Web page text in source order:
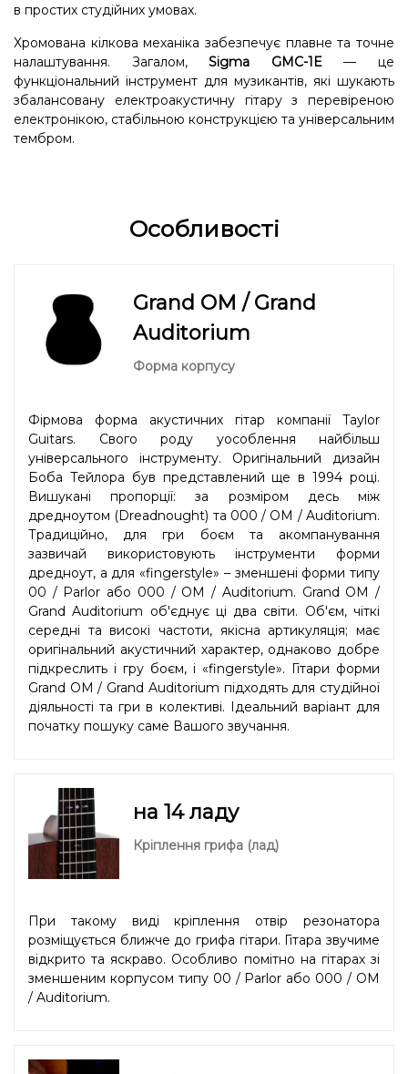
в простих студійних умовах.
Хромована кілкова механіка забезпечує плавне та точне
налаштування. Загалом,Sigma GMC-1E— це
функціональний інструмент для музикантів, які шукають
збалансовану електроакустичну гітару з перевіреною
електронікою, стабільною конструкцією та універсальним
тембром.
Особливості
Grand OM / Grand
Auditorium
Форма корпусу
Фірмова форма акустичних гітар компанії Taylor
Guitars. Свого роду уособлення найбільш
універсального інструменту. Оригінальний дизайн
Боба Тейлора був представлений ще в 1994 році.
Вишукані пропорції: за розміром десь між
дредноутом (Dreadnought) та 000 / OM / Auditorium.
Традиційно, для гри боєм та акомпанування
зазвичай використовують інструменти форми
дредноут, а для «fingerstyle» – зменшені форми типу
00 / Parlor або 000 / OM / Auditorium. Grand OM /
Grand Auditorium об'єднує ці два світи. Об'єм, чіткі
середні та високі частоти, якісна артикуляція; має
оригінальний акустичний характер, однаково добре
підкреслить і гру боєм, і «fingerstyle». Гітари форми
Grand OM / Grand Auditorium підходять для студійної
діяльності та гри в колективі. Ідеальний варіант для
початку пошуку саме Вашого звучання.
на 14 ладу
Кріплення грифа (лад)
При такому виді кріплення отвір резонатора
розміщується ближче до грифа гітари. Гітара звучиме
відкрито та яскраво. Особливо помітно на гітарах зі
зменшеним корпусом типу 00 / Parlor або 000 / OM
/ Auditorium.